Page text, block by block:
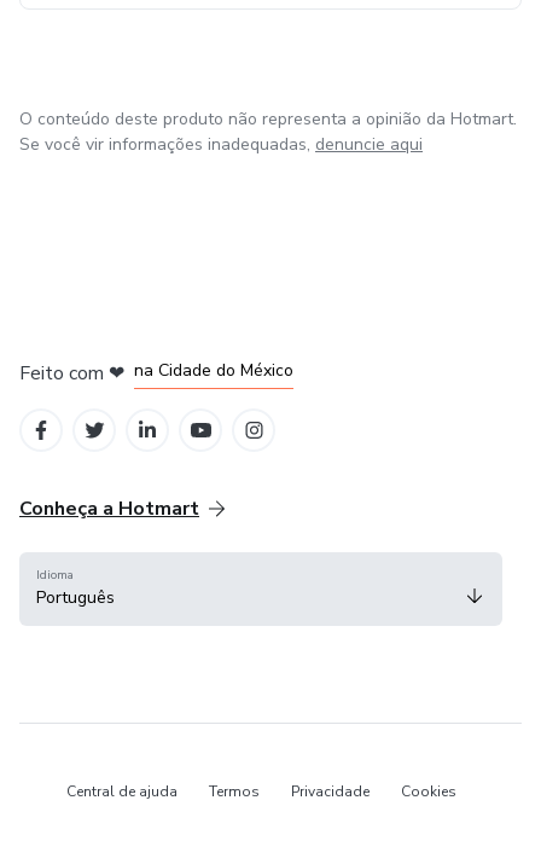
O conteúdo deste produto não representa a opinião da Hotmart.
Se você vir informações inadequadas, denuncie aqui
Feito com ❤ na Cidade do México
Conheça a Hotmart
Idioma
Português
Central de ajuda Termos Privacidade Cookies